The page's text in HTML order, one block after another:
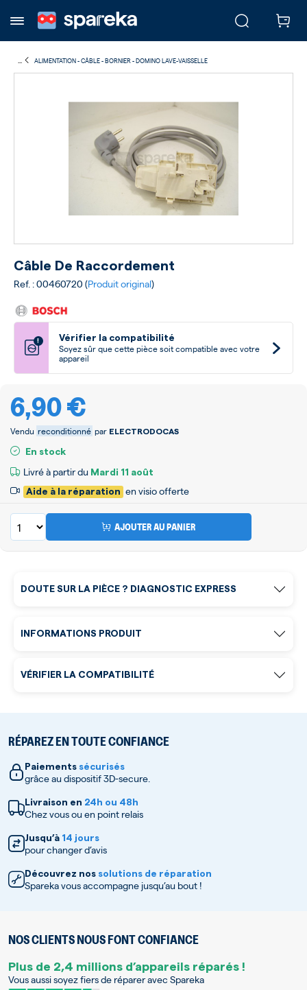
ALIMENTATION - CÂBLE - BORNIER - DOMINO LAVE-VAISSELLE
Câble De Raccordement
Ref. : 00460720 (Produit original)
! Vérifier la compatibilité
Soyez sûr que cette pièce soit compatible avec votre
appareil
6,90 €
Vendu reconditionné par ELECTRODOCAS
En stock
Livré à partir du Mardi 11 août
Aide à la réparation en visio offerte
AJOUTER AU PANIER
DOUTE SUR LA PIÈCE ? DIAGNOSTIC EXPRESS
INFORMATIONS PRODUIT
RÉPAREZ EN TOUTE CONFIANCE
Paiements sécurisés
grâce au dispositif 3D-secure.
Livraison en 24h ou 48h
Chez vous ou en point relais
Jusqu’à 14 jours
pour changer d’avis
Découvrez nos solutions de réparation
Spareka vous accompagne jusqu’au bout !
NOS CLIENTS NOUS FONT CONFIANCE
Plus de 2,4 millions d’appareils réparés !
Vous aussi soyez fiers de réparer avec Spareka
VÉRIFIER LA COMPATIBILITÉ